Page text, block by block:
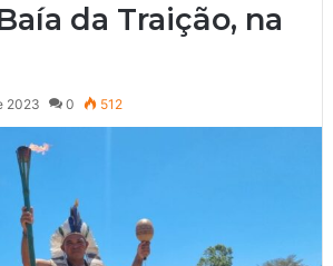
da Traição, na
2023 0 512